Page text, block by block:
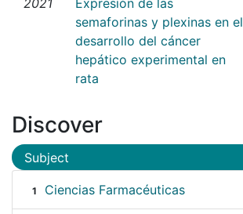
semaforinas y plexinas en el
desarrollo del cáncer
hepático experimental en
rata
Discover
Subject
1 Ciencias Farmacéuticas